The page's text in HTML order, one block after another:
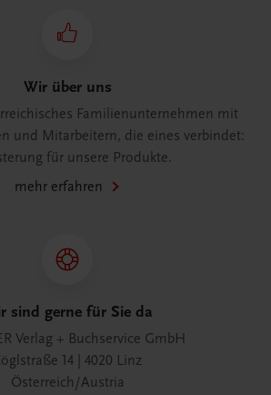
Wir über uns
Familienunternehmen mit
und Mitarbeitern, die eines verbindet:
für unsere Produkte.
mehr erfahren
sind gerne für Sie da
Verlag + Buchservice GmbH
14 | 4020 Linz
Österreich/Austria